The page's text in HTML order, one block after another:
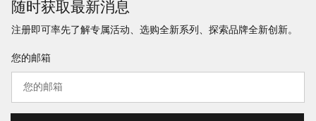
随时获取最新消息
注册即可率先了解专属活动、选购全新系列、探索品牌全新创新。
您的邮箱